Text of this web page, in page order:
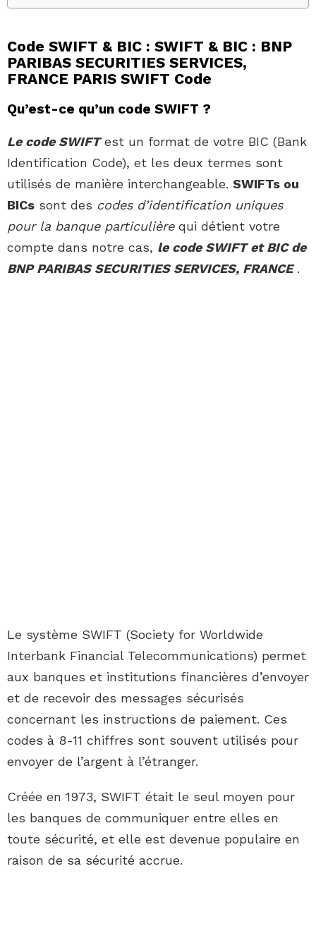
Code SWIFT & BIC : SWIFT & BIC : BNP
PARIBAS SECURITIES SERVICES,
FRANCE PARIS SWIFT Code
Qu’est-ce qu’un code SWIFT ?
Le code SWIFTest un format de votre BIC (Bank
Identification Code), et les deux termes sont
utilisés de manière interchangeable. SWIFTs ou
BICs sont des codes d’identification uniques
pour la banque particulière qui détient votre
compte dans notre cas, le code SWIFT et BIC de
BNP PARIBAS SECURITIES SERVICES, FRANCE.
Le système SWIFT (Society for Worldwide
Interbank Financial Telecommunications) permet
aux banques et institutions financières d’envoyer
et de recevoir des messages sécurisés
concernant les instructions de paiement. Ces
codes à 8-11 chiffres sont souvent utilisés pour
envoyer de l’argent à l’étranger.
Créée en 1973, SWIFT était le seul moyen pour
les banques de communiquer entre elles en
toute sécurité, et elle est devenue populaire en
raison de sa sécurité accrue.